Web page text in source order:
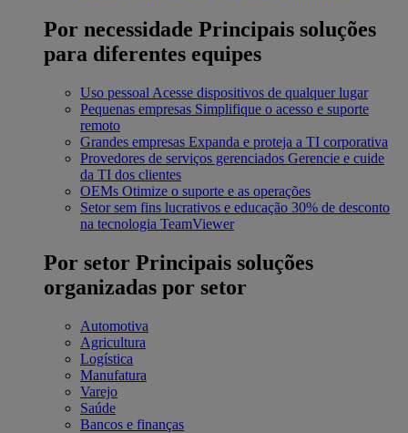
Por necessidade Principais soluções
para diferentes equipes
Uso pessoal Acesse dispositivos de qualquer lugar
Pequenas empresas Simplifique o acesso e suporte
remoto
Grandes empresas Expanda e proteja a TI corporativa
Provedores de serviços gerenciados Gerencie e cuide
da TI dos clientes
OEMs Otimize o suporte e as operações
Setor sem fins lucrativos e educação 30% de desconto
na tecnologia TeamViewer
Por setor Principais soluções
organizadas por setor
Automotiva
Agricultura
Logística
Manufatura
Varejo
Saúde
Bancos e finanças